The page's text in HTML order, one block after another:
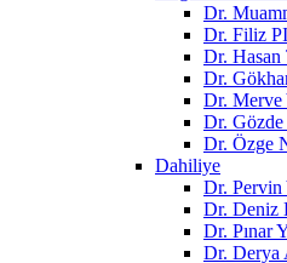
Dr.
Dr. Filiz
Dr.
Dr.
Dr.
Dr.
Dr. Özge
Dahiliye
Dr.
Dr. Deniz
Dr. Pınar
Dr.